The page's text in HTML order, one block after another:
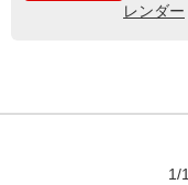
レンダー
1/1